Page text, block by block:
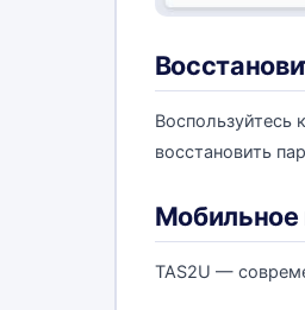
Воспользуйтесь
восстановить
TAS2U —